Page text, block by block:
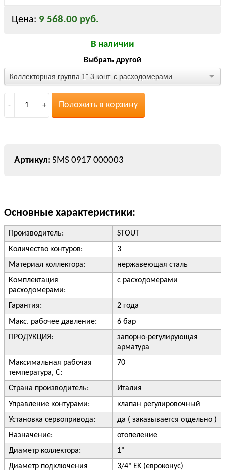
Цена: 9 568.00 руб.
В наличии
Выбрать другой
Коллекторная группа 1" 3 конт. с расходомерами
- 1 + Положить в корзину
SMS 0917 000003
Основные характеристики:
Производитель:
STOUT
Количество контуров:
3
Материал коллектора:
нержавеющая сталь
Комплектация
расходомерами:
с расходомерами
Гарантия:
2 года
Макс. рабочее давление:
6 бар
ПРОДУКЦИЯ:
запорно-регулирующая
арматура
Максимальная рабочая
температура, С:
70
Страна производитель:
Италия
Управление контурами:
клапан регулировочный
Установка сервопривода:
да ( заказывается отдельно )
Назначение:
отопеление
Диаметр коллектора:
1"
Диаметр подключения
3/4" EK (евроконус)